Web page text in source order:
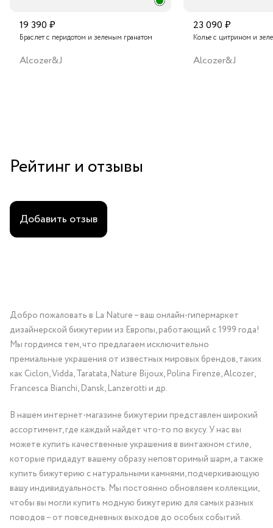
19 390 ₽
Браслет с перидотом и зеленым гранатом
Alcozer&J
23 090 ₽
Колье с цитрином и
Alcozer&J
Рейтинг и отзывы
Добавить отзыв
Добро пожаловать в La Nature – ваш онлайн-гипермаркет
дизайнерской бижутерии из Европы, работающий с 1999 года!
Мы гордимся тем, что предлагаем исключительно
премиальные украшения от известных мировых брендов, таких
как Ciclon, Vidda, Taratata, Nature Bijoux, Polina Firenze, Alcozer,
Francesca Bianchi, Dansk, Lanzerotti и др.
В нашем интернет-магазине бижутерии представлен широкий
ассортимент, где каждый найдет что-то по вкусу. У нас вы
можете купить качественные украшения в винтажном стиле,
которые придадут вашему образу неповторимый шарм, а также
купить бижутерию с натуральными камнями, подчеркивающую
вашу индивидуальность. Мы постоянно обновляем коллекции,
чтобы вы могли купить модную бижутерию для самых разных
поводов – от повседневных выходов до особых событий.